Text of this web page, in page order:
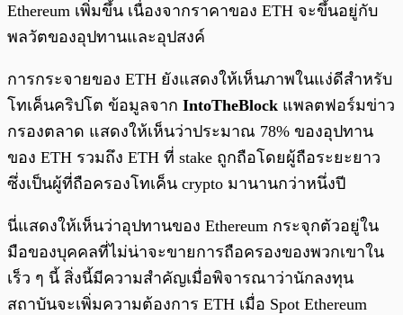
Ethereum เพิ่มขึ้น เนื่องจากราคาของ ETH จะขึ้นอยู่กับ
พลวัตของอุปทานและอุปสงค์
การกระจายของ ETH ยังแสดงให้เห็นภาพในแง่ดีสำหรับ
โทเค็นคริปโต ข้อมูลจาก IntoTheBlock แพลตฟอร์มข่าว
กรองตลาด แสดงให้เห็นว่าประมาณ 78% ของอุปทาน
ของ ETH รวมถึง ETH ที่ stake ถูกถือโดยผู้ถือระยะยาว
ซึ่งเป็นผู้ที่ถือครองโทเค็น crypto มานานกว่าหนึ่งปี
นี่แสดงให้เห็นว่าอุปทานของ Ethereum กระจุกตัวอยู่ใน
มือของบุคคลที่ไม่น่าจะขายการถือครองของพวกเขาใน
เร็ว ๆ นี้ สิ่งนี้มีความสำคัญเมื่อพิจารณาว่านักลงทุน
สถาบันจะเพิ่มความต้องการ ETH เมื่อ Spot Ethereum